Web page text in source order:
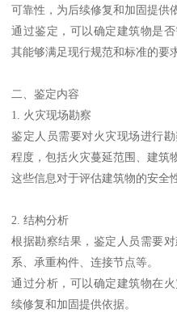
可靠性，为后续修复和加固提供
通过鉴定，可以确定建筑物是
其能够满足现行规范和标准的要
二、鉴定内容
1. 火灾现场勘察
鉴定人员需要对火灾现场进行
程度，包括火灾蔓延范围、建筑
这些信息对于评估建筑物的安全
2. 结构分析
根据勘察结果，鉴定人员需要
系、承重构件、连接节点等。
通过分析，可以确定建筑物在
续修复和加固提供依据。